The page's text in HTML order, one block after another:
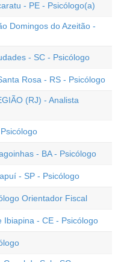
- PE - Psicólogo(a)
Domingos do Azeitão -
- SC - Psicólogo
Rosa - RS - Psicólogo
(RJ) - Analista
- BA - Psicólogo
- SP - Psicólogo
Orientador Fiscal
Ibiapina - CE - Psicólogo